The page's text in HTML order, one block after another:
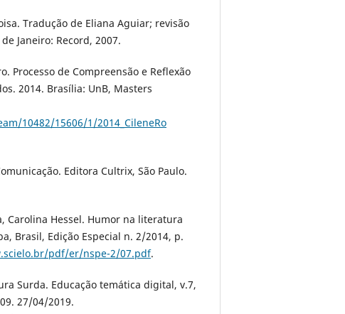
Tradução de Eliana Aguiar; revisão
Janeiro: Record, 2007.
Processo de Compreensão e Reflexão
2014. Brasília: UnB, Masters
10482/15606/1/2014_CileneRo
Editora Cultrix, São Paulo.
Carolina Hessel. Humor na literatura
Brasil, Edição Especial n. 2/2014, p.
pdf/er/nspe-2/07.pdf.
Surda. Educação temática digital, v.7,
27/04/2019.